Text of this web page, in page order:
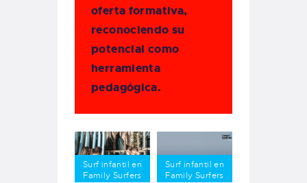
oferta formativa,
reconociendo su
potencial como
herramienta
pedagógica.
Surf infantil en
Family Surfers
Surf infantil en
Family Surfers